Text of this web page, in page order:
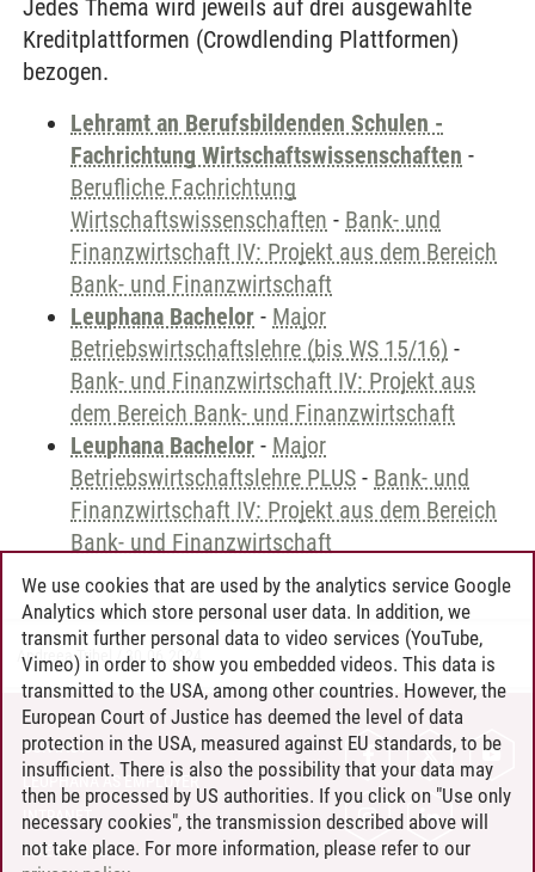
Jedes Thema wird jeweils auf drei ausgewählte
Kreditplattformen (Crowdlending Plattformen)
bezogen.
Lehramt an Berufsbildenden Schulen -
Fachrichtung Wirtschaftswissenschaften -
Berufliche Fachrichtung
Wirtschaftswissenschaften - Bank- und
Finanzwirtschaft IV: Projekt aus dem Bereich
Bank- und Finanzwirtschaft
Leuphana Bachelor - Major
Betriebswirtschaftslehre (bis WS 15/16) -
Bank- und Finanzwirtschaft IV: Projekt aus
dem Bereich Bank- und Finanzwirtschaft
Leuphana Bachelor - Major
Betriebswirtschaftslehre PLUS - Bank- und
Finanzwirtschaft IV: Projekt aus dem Bereich
Bank- und Finanzwirtschaft
Andreea Tribel 30.06.2024
CONTACT
LEUPHANA AS EMPLOYER
INTRANET
SITE NOTICE
We use cookies that are used by the analytics service Google
Analytics which store personal user data. In addition, we
transmit further personal data to video services (YouTube,
Vimeo) in order to show you embedded videos. This data is
transmitted to the USA, among other countries. However, the
European Court of Justice has deemed the level of data
protection in the USA, measured against EU standards, to be
insufficient. There is also the possibility that your data may
then be processed by US authorities. If you click on "Use only
necessary cookies", the transmission described above will
not take place. For more information, please refer to our